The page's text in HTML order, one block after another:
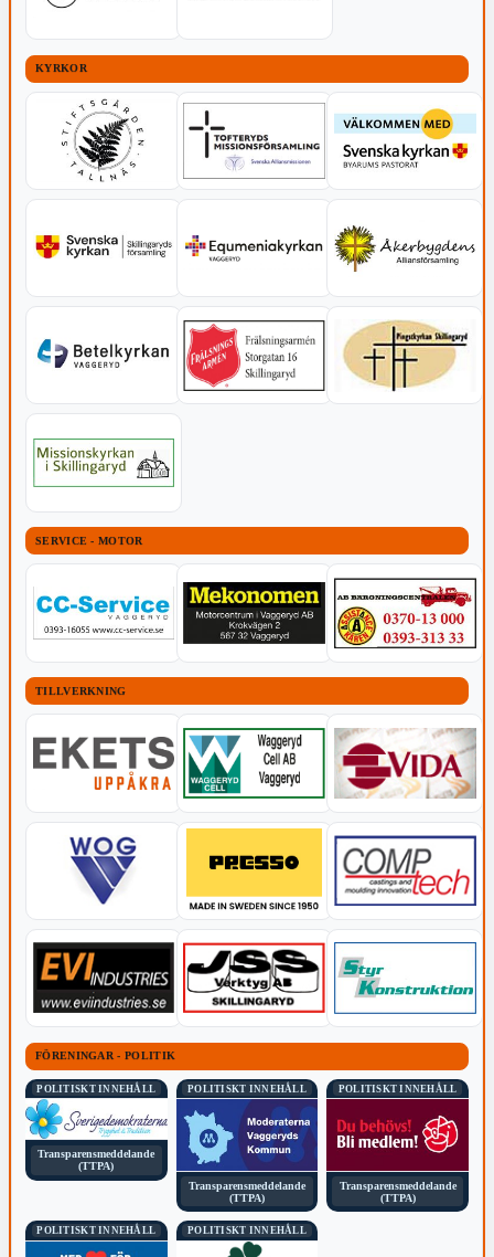
KYRKOR
SERVICE - MOTOR
TILLVERKNING
FÖRENINGAR - POLITIK
POLITISKT INNEHÅLL
Transparensmeddelande
(TTPA)
POLITISKT INNEHÅLL
Transparensmeddelande
(TTPA)
POLITISKT INNEHÅLL
Transparensmeddelande
(TTPA)
POLITISKT INNEHÅLL POLITISKT INNEHÅLL